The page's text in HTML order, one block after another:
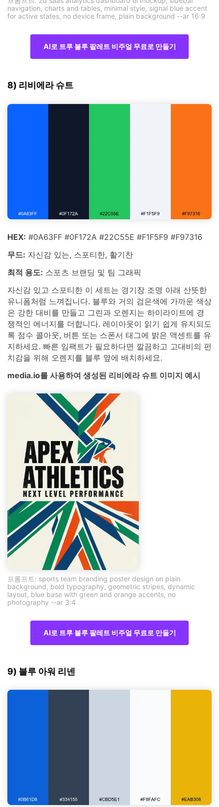
navigation, charts and tables, minimal style, signal blue accent
for active states, no device frame, plain background --ar 16:9
AI로 트루 블루 팔레트 비주얼 무료로 만들기
8) 리비에라 슈트
HEX: #0A63FF #0F172A #22C55E #F1F5F9 #F97316
무드: 자신감 있는, 스포티한, 활기찬
최적 용도: 스포츠 브랜딩 및 팀 그래픽
자신감 있고 스포티한 이 세트는 경기장 조명 아래 산뜻한
유니폼처럼 느껴집니다. 블루와 거의 검은색에 가까운 색상
은 강한 대비를 만들고 그린과 오렌지는 하이라이트에 경
쟁적인 에너지를 더합니다. 레이아웃이 읽기 쉽게 유지되도
록 점수 콜아웃, 버튼 또는 스폰서 태그에 밝은 액센트를 유
지하세요. 빠른 임팩트가 필요하다면 깔끔하고 고대비의 펀
치감을 위해 오렌지를 블루 옆에 배치하세요.
media.io를 사용하여 생성된 리비에라 슈트 이미지 예시
프롬프트: sports team branding poster design on plain
background, bold typography, geometric stripes, dynamic
layout, blue base with green and orange accents, no
photography --ar 3:4
AI로 트루 블루 팔레트 비주얼 무료로 만들기
9) 블루 아워 리넨